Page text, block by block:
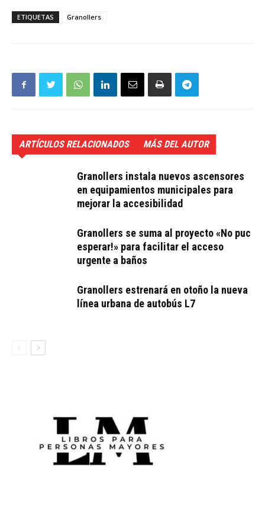
ETIQUETAS Granollers
ARTÍCULOS RELACIONADOS MÁS DEL AUTOR
Granollers instala nuevos ascensores
en equipamientos municipales para
mejorar la accesibilidad
Granollers se suma al proyecto «No puc
esperar!» para facilitar el acceso
urgente a baños
Granollers estrenará en otoño la nueva
línea urbana de autobús L7